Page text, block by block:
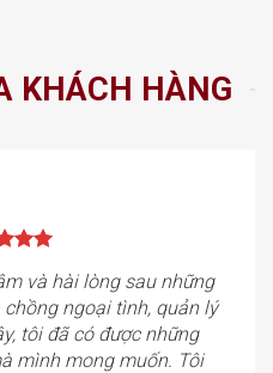
KHÁCH HÀNG
và hài lòng sau những
ngoại tình, quản lý
tôi đã có được những
mình mong muốn. Tôi